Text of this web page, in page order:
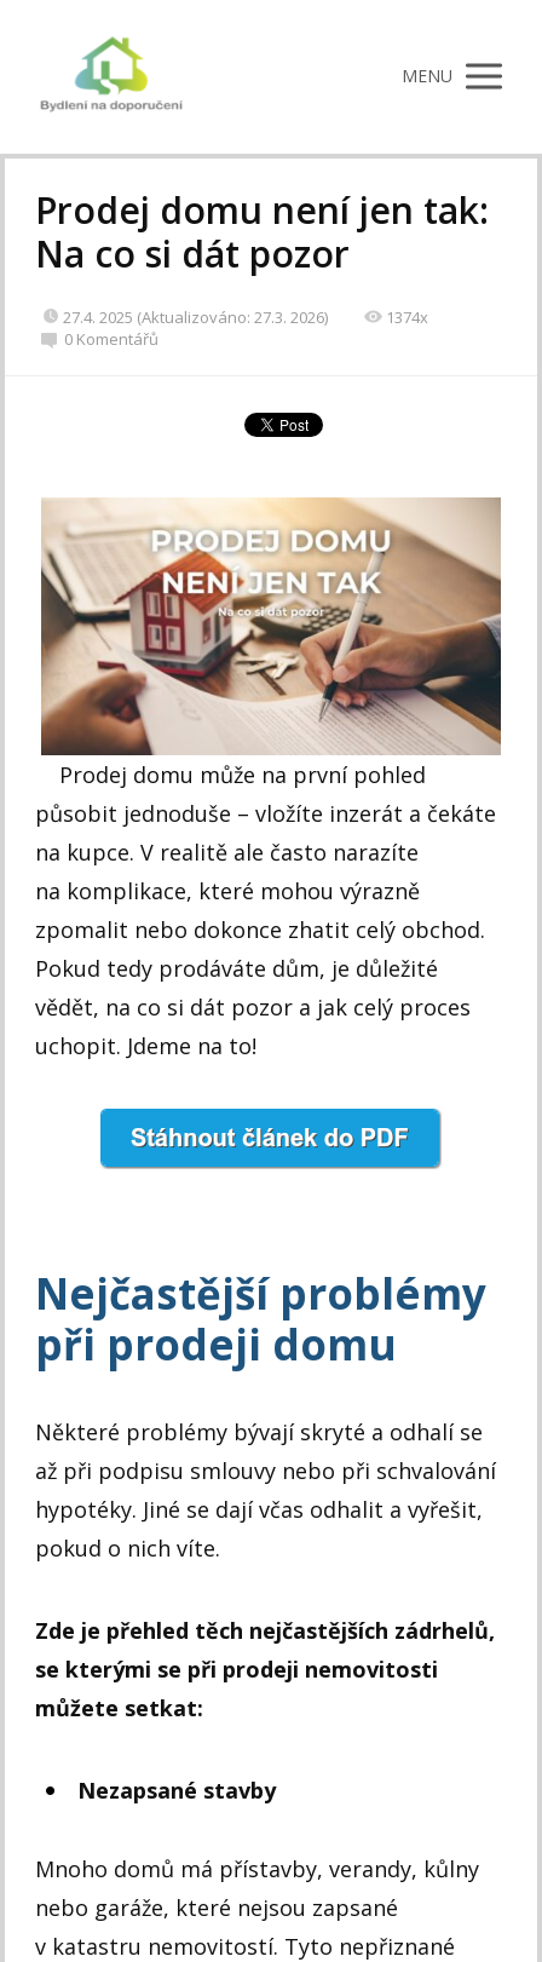
MENU
Prodej domu není jen tak:
Na co si dát pozor
27.4. 2025 (Aktualizováno: 27.3. 2026)
1374x
0 Komentářů
Prodej domu může na první pohled
působit jednoduše – vložíte inzerát a čekáte
na kupce. V realitě ale často narazíte
na komplikace, které mohou výrazně
zpomalit nebo dokonce zhatit celý obchod.
Pokud tedy prodáváte dům, je důležité
vědět, na co si dát pozor a jak celý proces
uchopit. Jdeme na to!
Nejčastější problémy
při prodeji domu
Některé problémy bývají skryté a odhalí se
až při podpisu smlouvy nebo při schvalování
hypotéky. Jiné se dají včas odhalit a vyřešit,
pokud o nich víte.
Zde je přehled těch nejčastějších zádrhelů,
se kterými se při prodeji nemovitosti
můžete setkat:
Nezapsané stavby
Mnoho domů má přístavby, verandy, kůlny
nebo garáže, které nejsou zapsané
v katastru nemovitostí. Tyto nepřiznané